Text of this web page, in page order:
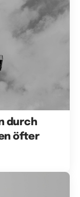
durch
öfter